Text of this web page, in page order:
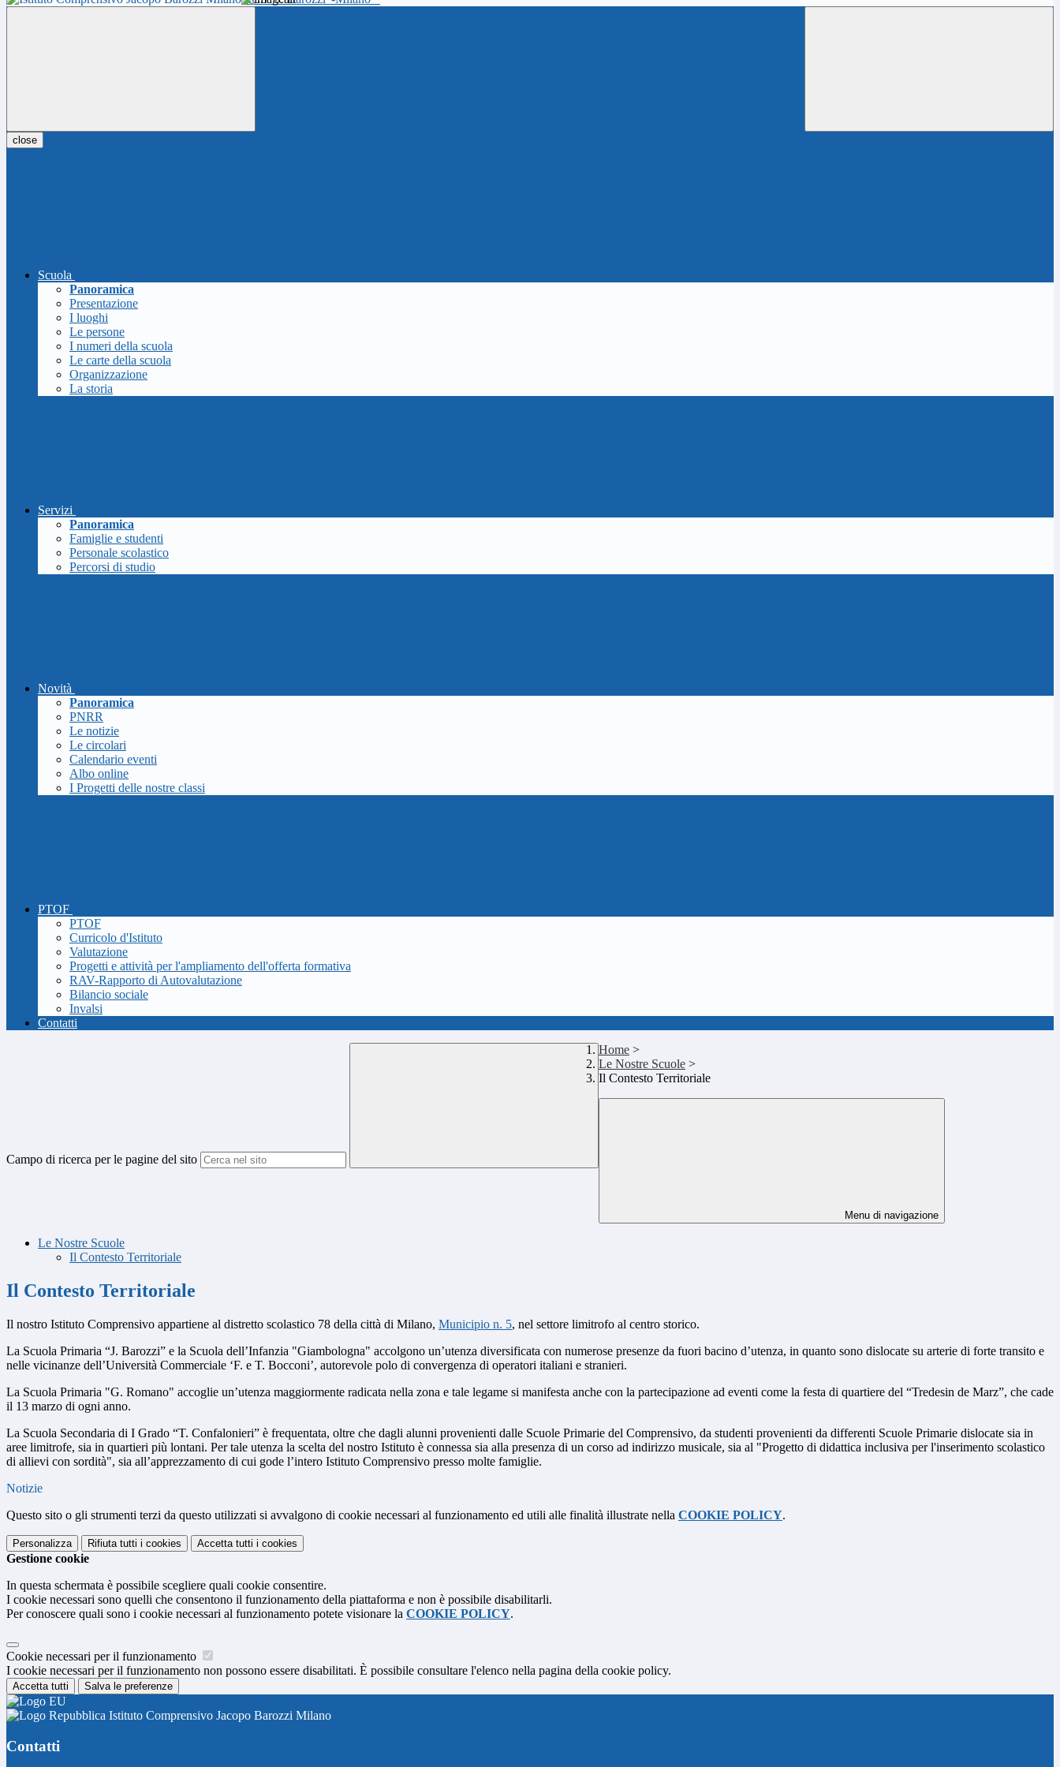
close
Scuola
Panoramica
Presentazione
I luoghi
Le persone
I numeri della scuola
Le carte della scuola
Organizzazione
La storia
Servizi
Panoramica
Famiglie e studenti
Personale scolastico
Percorsi di studio
Novità
Panoramica
PNRR
Le notizie
Le circolari
Calendario eventi
Albo online
I Progetti delle nostre classi
PTOF
PTOF
Curricolo d'Istituto
Valutazione
Progetti e attività per l'ampliamento dell'offerta formativa
RAV-Rapporto di Autovalutazione
Bilancio sociale
Invalsi
Contatti
Campo di ricerca per le pagine del sito
Home >
Le Nostre Scuole >
Il Contesto Territoriale
Menu di navigazione
Le Nostre Scuole
Il Contesto Territoriale
Il Contesto Territoriale
Il nostro Istituto Comprensivo appartiene al distretto scolastico 78 della città di Milano, Municipio n. 5, nel settore limitrofo al centro storico.
La Scuola Primaria “J. Barozzi” e la Scuola dell’Infanzia "Giambologna" accolgono un’utenza diversificata con numerose presenze da fuori bacino d’utenza, in quanto sono dislocate su arterie di forte transito e
nelle vicinanze dell’Università Commerciale ‘F. e T. Bocconi’, autorevole polo di convergenza di operatori italiani e stranieri.
La Scuola Primaria "G. Romano" accoglie un’utenza maggiormente radicata nella zona e tale legame si manifesta anche con la partecipazione ad eventi come la festa di quartiere del “Tredesin de Marz”, che cade
il 13 marzo di ogni anno.
La Scuola Secondaria di I Grado “T. Confalonieri” è frequentata, oltre che dagli alunni provenienti dalle Scuole Primarie del Comprensivo, da studenti provenienti da differenti Scuole Primarie dislocate sia in
aree limitrofe, sia in quartieri più lontani. Per tale utenza la scelta del nostro Istituto è connessa sia alla presenza di un corso ad indirizzo musicale, sia al "Progetto di didattica inclusiva per l'inserimento scolastico
di allievi con sordità", sia all’apprezzamento di cui gode l’intero Istituto Comprensivo presso molte famiglie.
Notizie
Questo sito o gli strumenti terzi da questo utilizzati si avvalgono di cookie necessari al funzionamento ed utili alle finalità illustrate nella COOKIE POLICY.
Personalizza Rifiuta tutti i cookies Accetta tutti i cookies
Gestione cookie
In questa schermata è possibile scegliere quali cookie consentire.
I cookie necessari sono quelli che consentono il funzionamento della piattaforma e non è possibile disabilitarli.
Per conoscere quali sono i cookie necessari al funzionamento potete visionare la COOKIE POLICY.
Cookie necessari per il funzionamento
I cookie necessari per il funzionamento non possono essere disabilitati. È possibile consultare l'elenco nella pagina della cookie policy.
Accetta tutti Salva le preferenze
Istituto Comprensivo Jacopo Barozzi Milano
Contatti